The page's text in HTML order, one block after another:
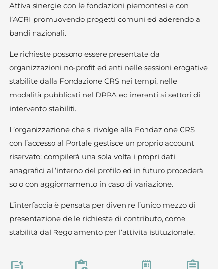
Attiva sinergie con le fondazioni piemontesi e con
l’ACRI promuovendo progetti comuni ed aderendo a
bandi nazionali.
Le richieste possono essere presentate da
organizzazioni no-profit ed enti nelle sessioni erogative
stabilite dalla Fondazione CRS nei tempi, nelle
modalità pubblicati nel DPPA ed inerenti ai settori di
intervento stabiliti.
L’organizzazione che si rivolge alla Fondazione CRS
con l’accesso al Portale gestisce un proprio account
riservato: compilerà una sola volta i propri dati
anagrafici all’interno del profilo ed in futuro procederà
solo con aggiornamento in caso di variazione.
L’interfaccia è pensata per divenire l’unico mezzo di
presentazione delle richieste di contributo, come
stabilità dal Regolamento per l’attività istituzionale.